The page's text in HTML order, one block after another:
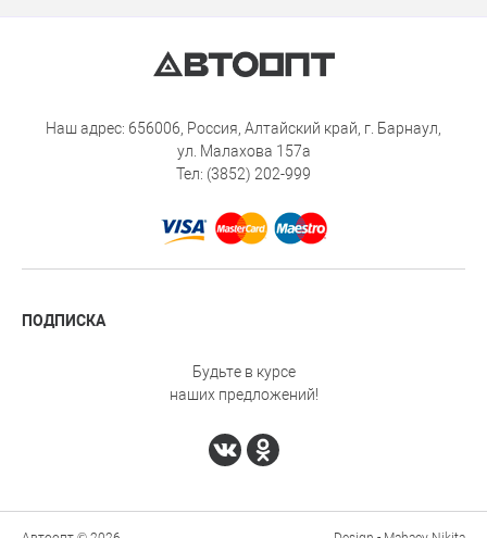
Наш адрес: 656006, Россия, Алтайский край, г. Барнаул,
ул. Малахова 157а
Тел: (3852) 202-999
ПОДПИСКА
Будьте в курсе
наших предложений!